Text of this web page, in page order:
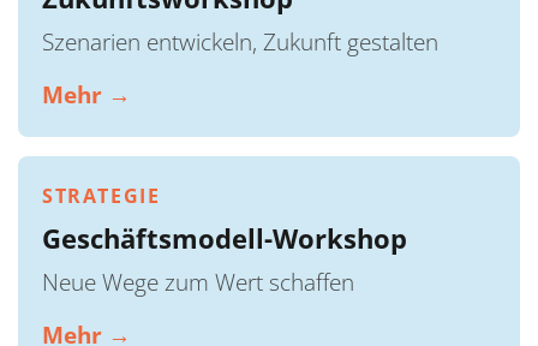
Szenarien entwickeln, Zukunft gestalten
Mehr →
STRATEGIE
Geschäftsmodell-Workshop
Neue Wege zum Wert schaffen
Mehr →